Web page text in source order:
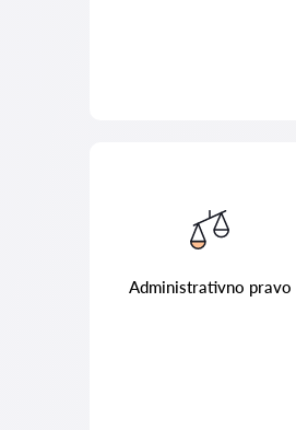
Administrativno pravo